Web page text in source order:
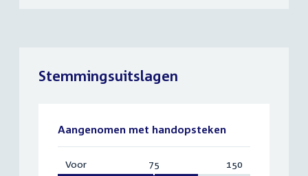
Stemmingsuitslagen
Aangenomen met handopsteken
Voor:
75 150